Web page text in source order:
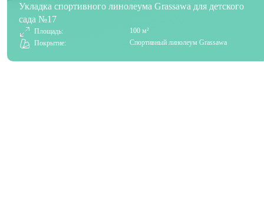
Укладка спортивного линолеума Grassawa для детского
сада №17
Площадь:
100 м²
Покрытие:
Спортивный линолеум Grassawa